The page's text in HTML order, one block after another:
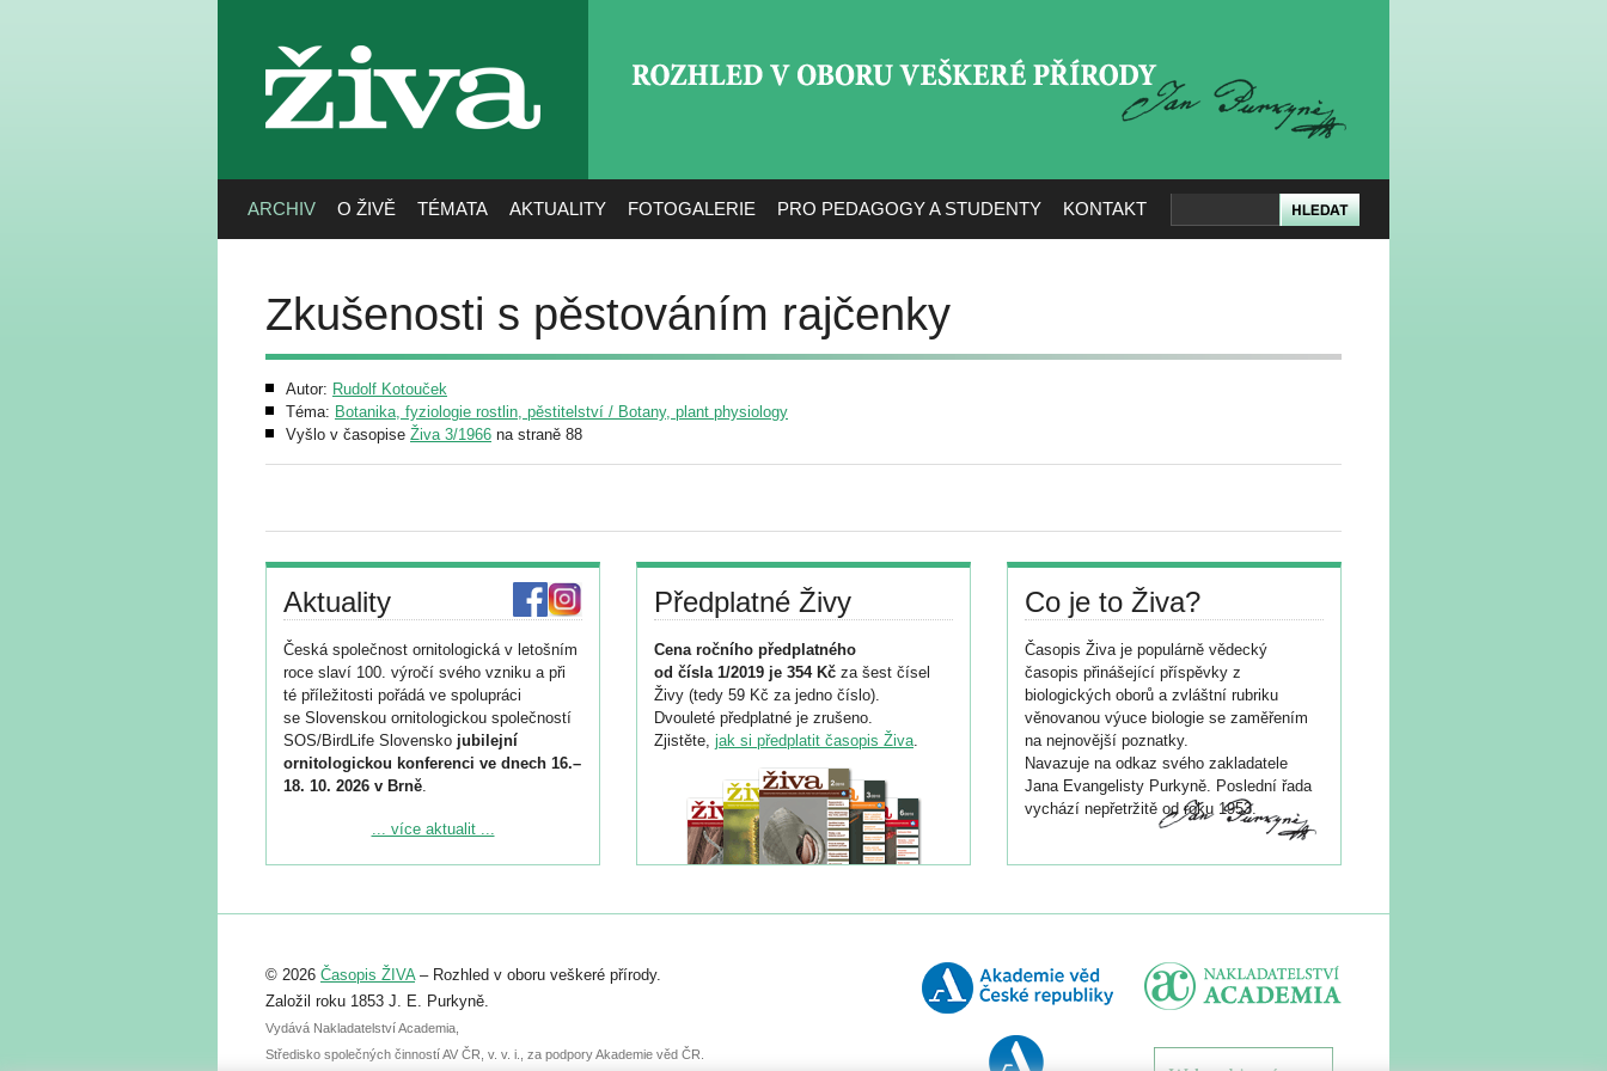
živa
ARCHIV O ŽIVĚ TÉMATA AKTUALITY FOTOGALERIE PRO PEDAGOGY A STUDENTY KONTAKT
Zkušenosti s pěstováním rajčenky
Autor: Rudolf Kotouček
Téma: Botanika, fyziologie rostlin, pěstitelství / Botany, plant physiology
Vyšlo v časopise Živa 3/1966 na straně 88
Aktuality
Česká společnost ornitologická v letošním
roce slaví 100. výročí svého vzniku a při
té příležitosti pořádá ve spolupráci
se Slovenskou ornitologickou společností
SOS/BirdLife Slovensko jubilejní
ornitologickou konferenci ve dnech 16.–
18. 10. 2026 v Brně.
Podrobnější informace ke konferenci
Registrovat se můžete do 6. září.
abstraktu přihlášené přednášky nebo
posteru je už 30. června.
... více aktualit ...
Předplatné Živy
Cena ročního předplatného
od čísla 1/2019 je 354 Kč za šest čísel
Živy (tedy 59 Kč za jedno číslo).
Dvouleté předplatné je zrušeno.
Zjistěte, jak si předplatit časopis Živa.
Co je to Živa?
Časopis Živa je populárně vědecký
časopis přinášející příspěvky z
biologických oborů a zvláštní rubriku
věnovanou výuce biologie se zaměřením
na nejnovější poznatky.
Navazuje na odkaz svého zakladatele
Jana Evangelisty Purkyně. Poslední řada
vychází nepřetržitě od roku 1953.
© 2026 Časopis ŽIVA– Rozhled v oboru veškeré přírody.
Založil roku 1853 J. E. Purkyně.
Vydává Nakladatelství Academia,
Středisko společných činností AV ČR, v. v. i., za podpory Akademie věd ČR.